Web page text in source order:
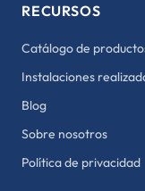
RECURSOS
Catálogo de
Instalaciones
Blog
Sobre nosotros
Política de privacidad